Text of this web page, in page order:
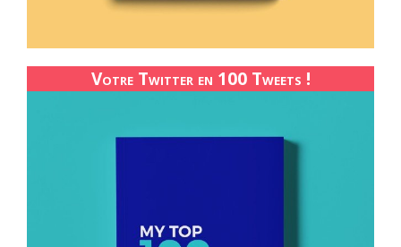
Votre Twitter en 100 Tweets !